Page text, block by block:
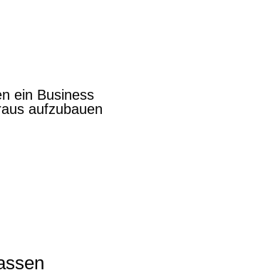
ein Business
aufzubauen